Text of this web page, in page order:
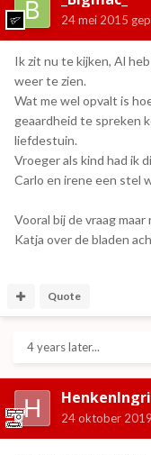
24 mei 2015
Ik zit nu te kijken, Al
weer te zien.
Wat me wel opvalt is
geaardheid te spreken
liefdestuin.
Vroeger als kind had ik
Carlo en irene een stel
Vooral bij de vraag
Katja over de bladen
Quote
4 years later...
24 oktober 2019